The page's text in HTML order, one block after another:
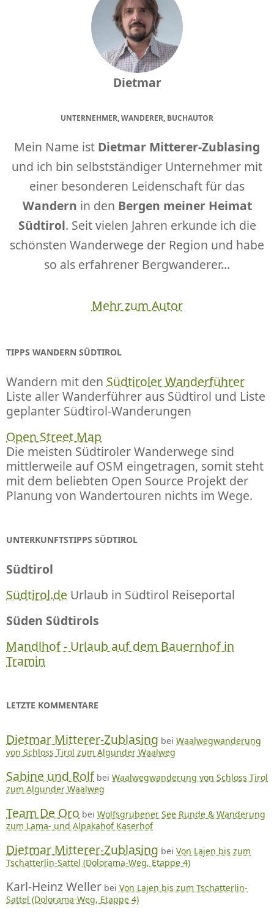
Dietmar
UNTERNEHMER, WANDERER, BUCHAUTOR
Mein Name ist Dietmar Mitterer-Zublasing
und ich bin selbstständiger Unternehmer mit
einer besonderen Leidenschaft für das
Wandern in den Bergen meiner Heimat
Südtirol. Seit vielen Jahren erkunde ich die
schönsten Wanderwege der Region und habe
so als erfahrener Bergwanderer...
Mehr zum Autor
TIPPS WANDERN SÜDTIROL
Wandern mit den Südtiroler Wanderführer
Liste aller Wanderführer aus Südtirol und Liste
geplanter Südtirol-Wanderungen
Open Street Map
Die meisten Südtiroler Wanderwege sind
mittlerweile auf OSM eingetragen, somit steht
mit dem beliebten Open Source Projekt der
Planung von Wandertouren nichts im Wege.
UNTERKUNFTSTIPPS SÜDTIROL
Südtirol
Südtirol.de Urlaub in Südtirol Reiseportal
Süden Südtirols
Mandlhof - Urlaub auf dem Bauernhof in
Tramin
LETZTE KOMMENTARE
Dietmar Mitterer-Zublasing bei Waalwegwanderung
von Schloss Tirol zum Algunder Waalweg
Sabine und Rolf bei Waalwegwanderung von Schloss Tirol
zum Algunder Waalweg
Team De Oro bei Wolfsgrubener See Runde & Wanderung
zum Lama- und Alpakahof Kaserhof
Dietmar Mitterer-Zublasing bei Von Lajen bis zum
Tschatterlin-Sattel (Dolorama-Weg, Etappe 4)
Karl-Heinz Weller bei Von Lajen bis zum Tschatterlin-
Sattel (Dolorama-Weg, Etappe 4)